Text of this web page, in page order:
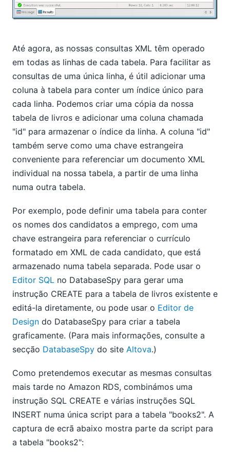
Até agora, as nossas consultas XML têm operado
em todas as linhas de cada tabela. Para facilitar as
consultas de uma única linha, é útil adicionar uma
coluna à tabela para conter um índice único para
cada linha. Podemos criar uma cópia da nossa
tabela de livros e adicionar uma coluna chamada
"id" para armazenar o índice da linha. A coluna "id"
também serve como uma chave estrangeira
conveniente para referenciar um documento XML
individual na nossa tabela, a partir de uma linha
numa outra tabela.
Por exemplo, pode definir uma tabela para conter
os nomes dos candidatos a emprego, com uma
chave estrangeira para referenciar o currículo
formatado em XML de cada candidato, que está
armazenado numa tabela separada. Pode usar o
Editor SQL no DatabaseSpy para gerar uma
instrução CREATE para a tabela de livros existente e
editá-la diretamente, ou pode usar o Editor de
Design do DatabaseSpy para criar a tabela
graficamente. (Para mais informações, consulte a
secção DatabaseSpy do site Altova.)
Como pretendemos executar as mesmas consultas
mais tarde no Amazon RDS, combinámos uma
instrução SQL CREATE e várias instruções SQL
INSERT numa única script para a tabela "books2". A
captura de ecrã abaixo mostra parte da script para
a tabela "books2":